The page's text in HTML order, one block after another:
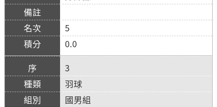
5
0.0
3
羽球
國男組